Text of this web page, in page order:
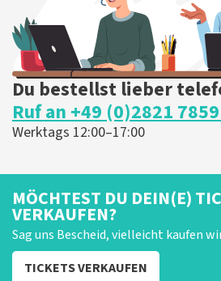
Du bestellst lieber
Ruf an +49 (0)2821
Werktags 12:00–17:00
MÖCHTEST DU DEIN(E)
VERKAUFEN?
Sag uns Bescheid, vielleicht kaufen
TICKETS VERKAUFEN